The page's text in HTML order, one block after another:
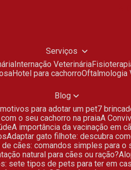
Serviços
Internação Veterinária
Hotel para cachorro
Blog
5 motivos para adotar um pet
7
com o seu cachorro na praia
A
A importância da vacinação em
Adaptar gato filhote: descubra
de cães: comandos simples para o
natural para cães ou ração?
sete tipos de pets para ter em